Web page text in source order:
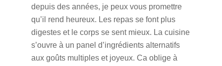
depuis des années, je peux vous promettre
qu’il rend heureux. Les repas se font plus
digestes et le corps se sent mieux. La cuisine
s’ouvre à un panel d’ingrédients alternatifs
aux goûts multiples et joyeux. Ca oblige à